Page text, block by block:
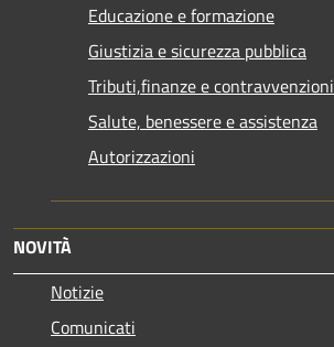
Educazione e formazione
Giustizia e sicurezza pubblica
Tributi,finanze e contravvenzioni
Salute, benessere e assistenza
Autorizzazioni
NOVITÀ
Notizie
Comunicati